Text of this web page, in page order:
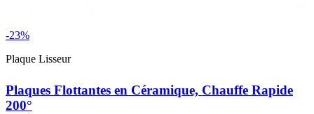
-23%
Plaque Lisseur
Plaques Flottantes en Céramique, Chauffe Rapide
200°